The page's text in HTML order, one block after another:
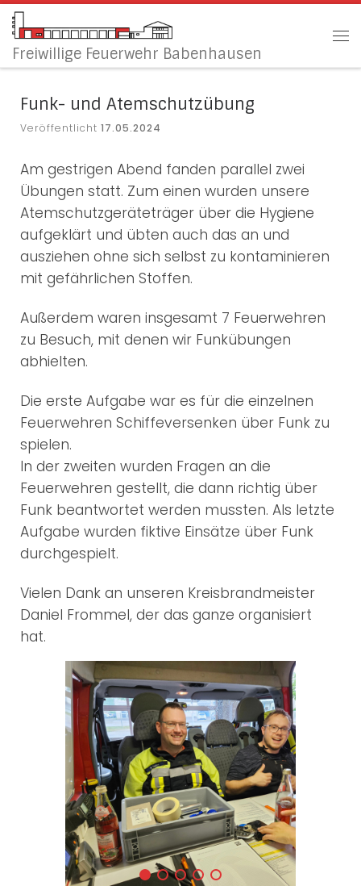
Zum Inhalt springen
Freiwillige Feuerwehr Babenhausen
Funk- und Atemschutzübung
Veröffentlicht 17.05.2024
Am gestrigen Abend fanden parallel zwei
Übungen statt. Zum einen wurden unsere
Atemschutzgeräteträger über die Hygiene
aufgeklärt und übten auch das an und
ausziehen ohne sich selbst zu kontaminieren
mit gefährlichen Stoffen.
Außerdem waren insgesamt 7 Feuerwehren
zu Besuch, mit denen wir Funkübungen
abhielten.
Die erste Aufgabe war es für die einzelnen
Feuerwehren Schiffeversenken über Funk zu
spielen.
In der zweiten wurden Fragen an die
Feuerwehren gestellt, die dann richtig über
Funk beantwortet werden mussten. Als letzte
Aufgabe wurden fiktive Einsätze über Funk
durchgespielt.
Vielen Dank an unseren Kreisbrandmeister
Daniel Frommel, der das ganze organisiert
hat.